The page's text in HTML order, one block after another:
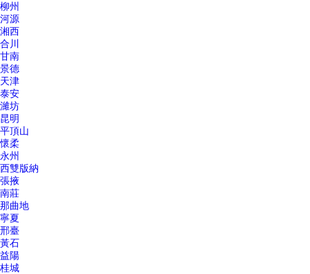
柳州
河源
湘西
合川
甘南
景德
天津
泰安
濰坊
昆明
平頂山
懷柔
永州
西雙版納
張掖
南莊
那曲地
寧夏
邢臺
黃石
益陽
桂城